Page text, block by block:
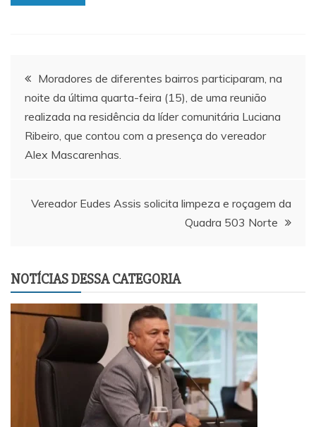
Navegação
de
Post
Moradores de diferentes bairros participaram, na
noite da última quarta-feira (15), de uma reunião
realizada na residência da líder comunitária Luciana
Ribeiro, que contou com a presença do vereador
Alex Mascarenhas.
Vereador Eudes Assis solicita limpeza e roçagem da
Quadra 503 Norte
NOTÍCIAS DESSA CATEGORIA